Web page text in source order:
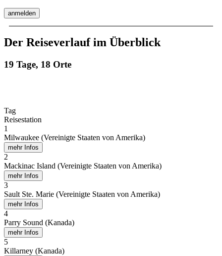
anmelden
Der Reiseverlauf im Überblick
19 Tage, 18 Orte
Tag
Reisestation
1
Milwaukee (Vereinigte Staaten von Amerika)
mehr Infos
2
Mackinac Island (Vereinigte Staaten von Amerika)
mehr Infos
3
Sault Ste. Marie (Vereinigte Staaten von Amerika)
mehr Infos
4
Parry Sound (Kanada)
mehr Infos
5
Killarney (Kanada)